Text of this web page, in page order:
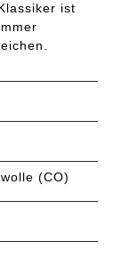
ist
(CO)